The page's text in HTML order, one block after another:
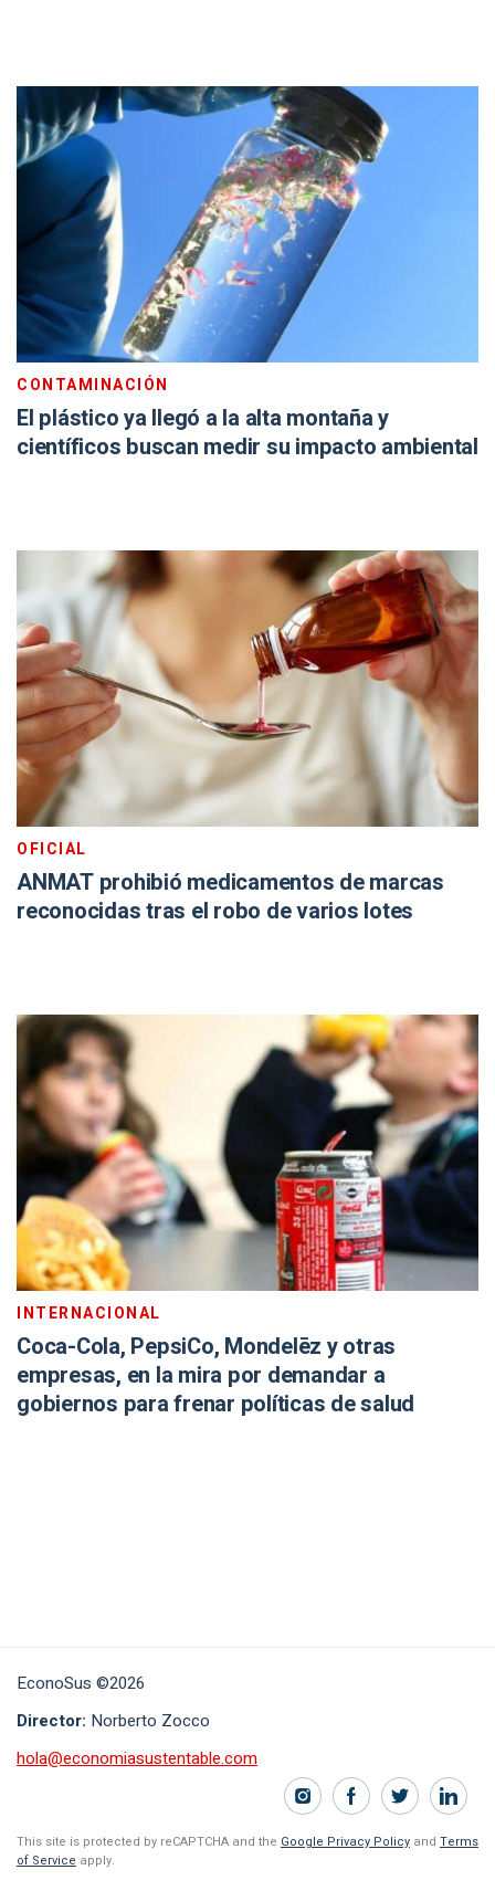
CONTAMINACIÓN
El plástico ya llegó a la alta montaña y
científicos buscan medir su impacto ambiental
OFICIAL
ANMAT prohibió medicamentos de marcas
reconocidas tras el robo de varios lotes
INTERNACIONAL
Coca-Cola, PepsiCo, Mondelēz y otras
empresas, en la mira por demandar a
gobiernos para frenar políticas de salud
EconoSus ©2026
Director: Norberto Zocco
hola@economiasustentable.com
This site is protected by reCAPTCHA and the Google Privacy Policy and Terms
of Service apply.